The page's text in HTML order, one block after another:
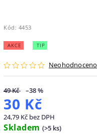
Kód: 4453
AKCE TIP
Neohodnoceno
49 Kč –38 %
30 Kč
24,79 Kč bez DPH
Skladem (>5 ks)